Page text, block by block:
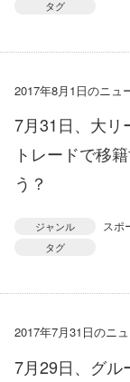
タグ
2017年8月1日のニュ
7月31日、大リ
トレードで移
う？
ジャンル スポ
タグ
2017年7月31日のニ
7月29日、グル